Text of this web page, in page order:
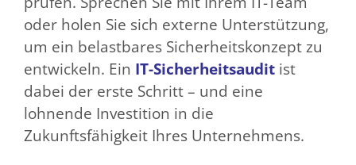
oder holen Sie sich externe Unterstützung,
um ein belastbares Sicherheitskonzept zu
entwickeln. Ein IT-Sicherheitsaudit ist
dabei der erste Schritt – und eine
lohnende Investition in die
Zukunftsfähigkeit Ihres Unternehmens.